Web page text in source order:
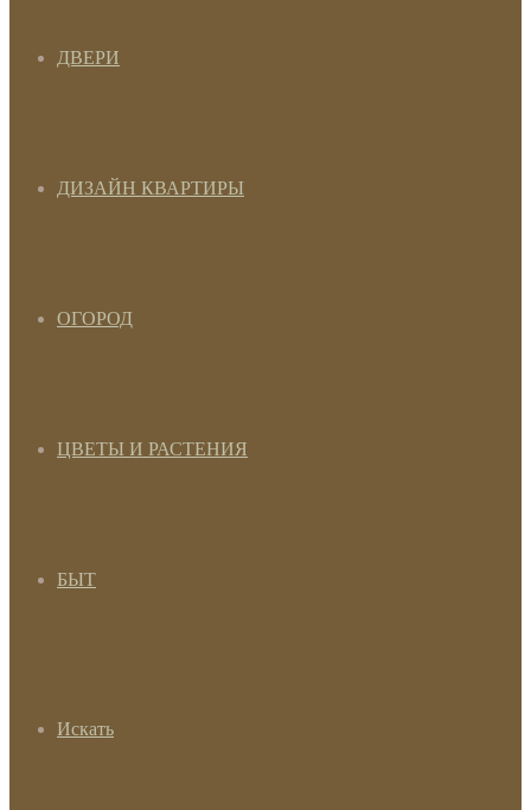
ДВЕРИ
ДИЗАЙН КВАРТИРЫ
ОГОРОД
ЦВЕТЫ И РАСТЕНИЯ
БЫТ
Искать